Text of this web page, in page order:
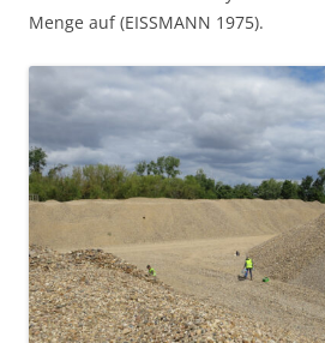
Menge auf (EISSMANN 1975).